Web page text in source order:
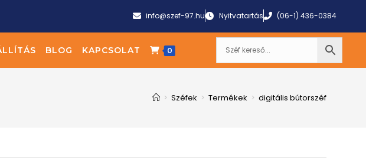
info@szef-97.hu Nyitvatartás (06-1) 436-0384
BLOG KAPCSOLAT 0
> Széfek > Termékek > digitális bútorszéf